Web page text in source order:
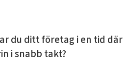
du ditt företag i en tid
i snabb takt?